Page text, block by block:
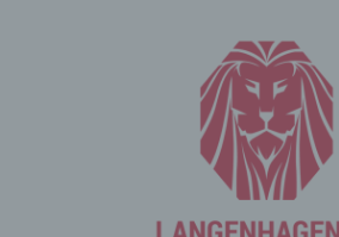
des Cookies. Sie besteht aus einer
welche Internetseiten und Server
Internetbrowser zugeordnet werden
Cookie gespeichert wurde. Dies
besuchten Internetseiten und
Browser der betroffenen Person von
Internetbrowsern, die andere Cookies
unterscheiden. Ein bestimmter